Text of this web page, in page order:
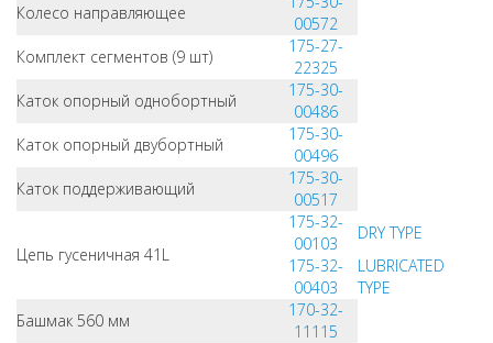
Колесо направляющее
00572
Комплект сегментов (9 шт)
175-27-
22325
Каток опорный однобортный
175-30-
00486
Каток опорный двубортный
175-30-
00496
Каток поддерживающий
175-30-
00517
Цепь гусеничная 41L
175-32-
00103
DRY TYPE
175-32-
00403
LUBRICATED
TYPE
Башмак 560 мм
170-32-
11115